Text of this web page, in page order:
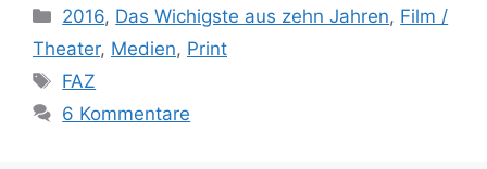
Kategorien
2016, Das Wichigste aus zehn Jahren, Film /
Theater, Medien, Print
Schlagwörter
FAZ
6 Kommentare